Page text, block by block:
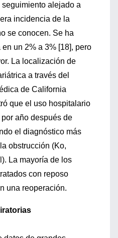
alejado a
incidencia de la
se conocen. Se ha
un 2% a 3% [18], pero
La localización de
a través del
de California
que el uso hospitalario
año después de
el diagnóstico más
obstrucción (Ko,
La mayoría de los
con reposo
una reoperación.